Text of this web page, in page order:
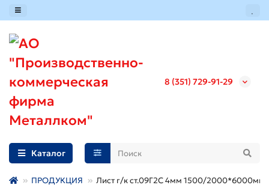
8 (351) 729-91-29
Каталог
ПРОДУКЦИЯ Лист г/к ст.09Г2С 4мм 1500/2000*6000мм